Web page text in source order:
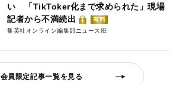
い 「TikToker化まで求められた」現場
記者から不満続出
有料
集英社オンライン編集部ニュース班
会員限定記事一覧を見る